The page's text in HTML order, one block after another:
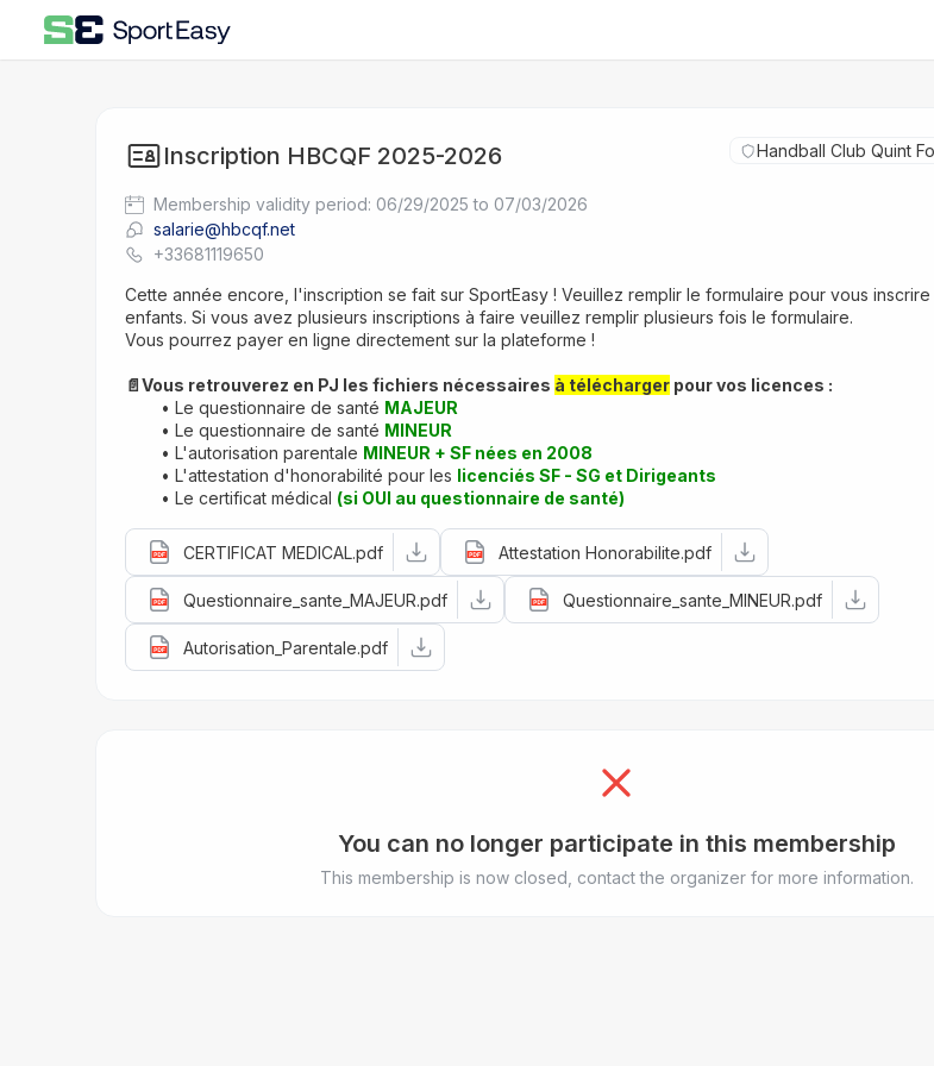
Inscription HBCQF 2025-2026 Handball Club Quint
Membership validity period: 06/29/2025 to 07/03/2026
salarie@hbcqf.net
+33681119650
Cette année encore, l'inscription se fait sur SportEasy ! Veuillez remplir le formulaire pour vous
enfants. Si vous avez plusieurs inscriptions à faire veuillez remplir plusieurs fois le formulaire.
Vous pourrez payer en ligne directement sur la plateforme !
📄Vous retrouverez en PJ les fichiers nécessaires à télécharger pour vos licences :
Le questionnaire de santé MAJEUR
Le questionnaire de santé MINEUR
L'autorisation parentale MINEUR + SF nées en 2008
L'attestation d'honorabilité pour les licenciés SF - SG et Dirigeants
Le certificat médical (si OUI au questionnaire de santé)
CERTIFICAT MEDICAL.pdf Attestation Honorabilite.pdf
Questionnaire_sante_MAJEUR.pdf Questionnaire_sante_MINEUR.pdf
Autorisation_Parentale.pdf
You can no longer participate in this membership
This membership is now closed, contact the organizer for more information.